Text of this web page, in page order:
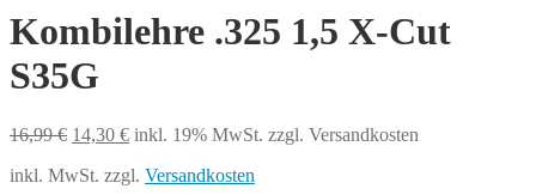
Kombilehre .325 1,5 X-Cut
S35G
16,99€ Ursprünglicher
war:
14,30 €Aktueller
ist:
inkl. 19% MwSt. zzgl. Versandkosten
inkl. MwSt. zzgl. Versandkosten